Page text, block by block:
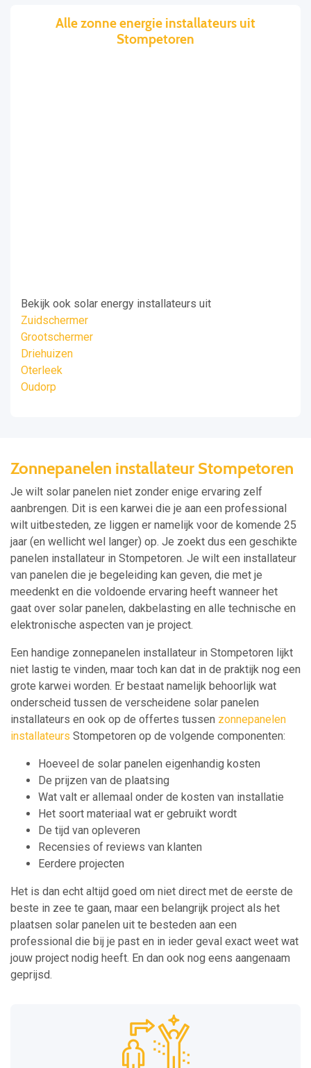
Alle zonne energie installateurs uit
Stompetoren
Bekijk ook solar energy installateurs uit
Zuidschermer
Grootschermer
Driehuizen
Oterleek
Oudorp
Zonnepanelen installateur Stompetoren
Je wilt solar panelen niet zonder enige ervaring zelf
aanbrengen. Dit is een karwei die je aan een professional
wilt uitbesteden, ze liggen er namelijk voor de komende 25
jaar (en wellicht wel langer) op. Je zoekt dus een geschikte
panelen installateur in Stompetoren. Je wilt een installateur
van panelen die je begeleiding kan geven, die met je
meedenkt en die voldoende ervaring heeft wanneer het
gaat over solar panelen, dakbelasting en alle technische en
elektronische aspecten van je project.
Een handige zonnepanelen installateur in Stompetoren lijkt
niet lastig te vinden, maar toch kan dat in de praktijk nog een
grote karwei worden. Er bestaat namelijk behoorlijk wat
onderscheid tussen de verscheidene solar panelen
installateurs en ook op de offertes tussen zonnepanelen
installateurs Stompetoren op de volgende componenten:
Hoeveel de solar panelen eigenhandig kosten
De prijzen van de plaatsing
Wat valt er allemaal onder de kosten van installatie
Het soort materiaal wat er gebruikt wordt
De tijd van opleveren
Recensies of reviews van klanten
Eerdere projecten
Het is dan echt altijd goed om niet direct met de eerste de
beste in zee te gaan, maar een belangrijk project als het
plaatsen solar panelen uit te besteden aan een
professional die bij je past en in ieder geval exact weet wat
jouw project nodig heeft. En dan ook nog eens aangenaam
geprijsd.